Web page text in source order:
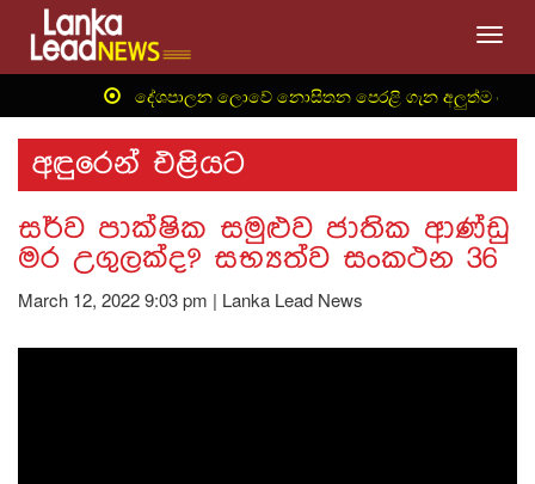
දේශපාලන ලොවේ නොසිතන පෙරළි ගැන අලුත්ම
අඳුරෙන් එළියට
සර්ව පාක්ෂික සමුළුව ජාතික ආණ්ඩු
මර උගුලක්ද? සභ්‍යත්ව සංකථන 36
March 12, 2022 9:03 pm | Lanka Lead News